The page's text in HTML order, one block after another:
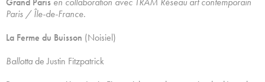
Paris / Île-de-France.
La Ferme du Buisson (Noisiel)
Ballottade Justin Fitzpatrick